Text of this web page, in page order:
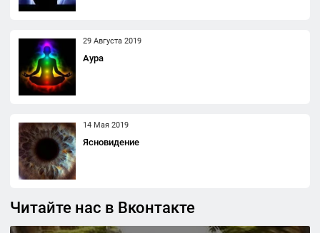
29 Августа 2019
Аура
14 Мая 2019
Ясновидение
Читайте нас в Вконтакте